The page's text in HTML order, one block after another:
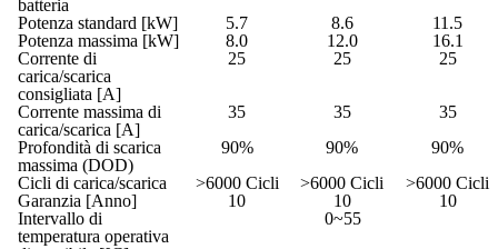
batteria
Potenza standard [kW] 5.7 8.6
11.5
Potenza massima [kW]
8.0 12.0
16.1
Corrente di
carica/scarica
consigliata [A]
25 25 25
Corrente massima di
carica/scarica [A]
35 35
35
Profondità di scarica
massima (DOD)
90% 90%
90%
Cicli di carica/scarica
>6000 Cicli >6000 Cicli
>6000 Cicli
Garanzia [Anno]
10 10
10
Intervallo di
temperatura operativa
0~55